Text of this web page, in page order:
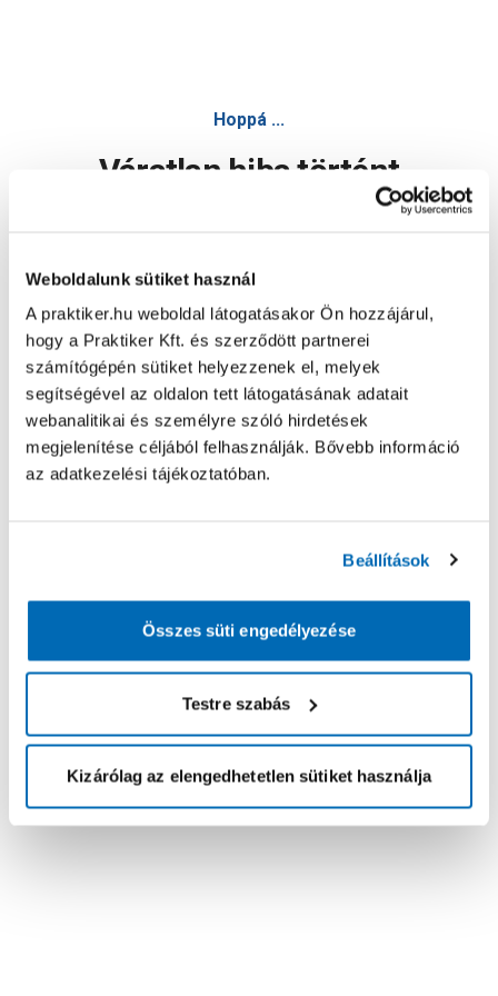
Weboldalunk sütiket használ
A praktiker.hu weboldal látogatásakor Ön hozzájárul,
hogy a Praktiker Kft. és szerződött partnerei
számítógépén sütiket helyezzenek el, melyek
segítségével az oldalon tett látogatásának adatait
webanalitikai és személyre szóló hirdetések
megjelenítése céljából felhasználják. Bővebb információ
az adatkezelési tájékoztatóban.
Beállítások
Összes süti engedélyezése
Testre szabás
Kizárólag az elengedhetetlen sütiket használja
Hoppá ...
Váratlan hiba történt
Oldal újratöltése